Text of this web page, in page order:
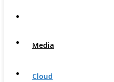
Media
Cloud